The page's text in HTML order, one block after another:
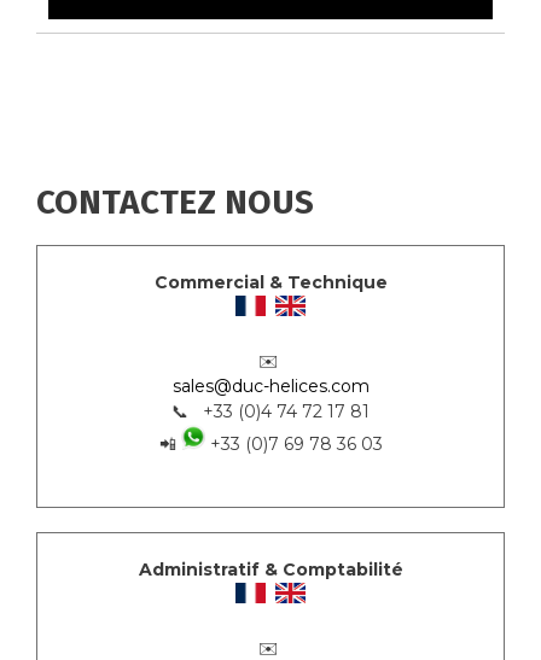
CONTACTEZ NOUS
Commercial & Technique
✉️
sales@duc-helices.com
📞 +33 (0)4 74 72 17 81
📲
+33 (0)7 69 78 36 03
Administratif & Comptabilité
✉️